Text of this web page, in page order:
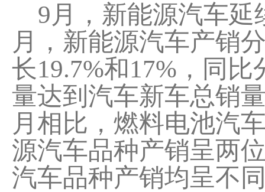
9月，新能源汽车延
月，新能源汽车产销
长19.7%和17%，同
量达到汽车新车总销
月相比，燃料电池汽
源汽车品种产销呈两
汽车品种产销均呈不